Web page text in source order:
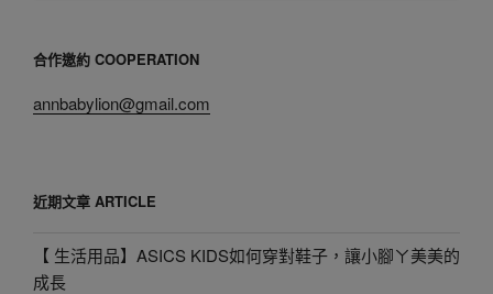
字:
合作邀約 COOPERATION
annbabylion@gmail.com
近期文章 ARTICLE
【 生活用品】ASICS KIDS如何穿對鞋子，讓小腳ㄚ美美的
成長